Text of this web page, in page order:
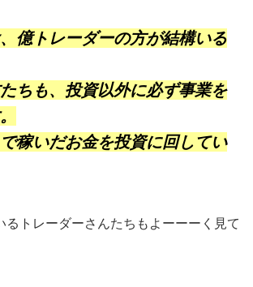
億トレーダーの方が結構いる
ちも、投資以外に必ず事業を
稼いだお金を投資に回してい
るトレーダーさんたちもよーーーく見て